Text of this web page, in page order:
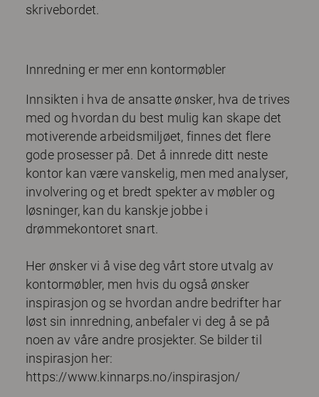
skrivebordet.
Innredning er mer enn kontormøbler
Innsikten i hva de ansatte ønsker, hva de trives
med og hvordan du best mulig kan skape det
motiverende arbeidsmiljøet, finnes det flere
gode prosesser på. Det å innrede ditt neste
kontor kan være vanskelig, men med analyser,
involvering og et bredt spekter av møbler og
løsninger, kan du kanskje jobbe i
drømmekontoret snart.
Her ønsker vi å vise deg vårt store utvalg av
kontormøbler, men hvis du også ønsker
inspirasjon og se hvordan andre bedrifter har
løst sin innredning, anbefaler vi deg å se på
noen av våre andre prosjekter. Se bilder til
inspirasjon her:
https://www.kinnarps.no/inspirasjon/